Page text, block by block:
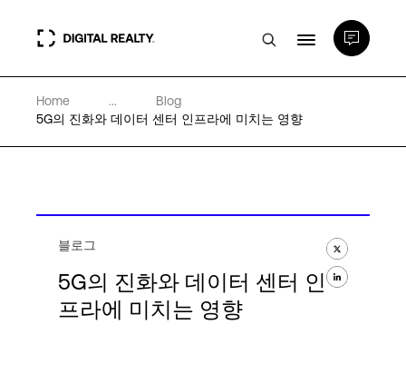
데이터 센터
전문성 및 리소스
Home ...
Blog
5G의 진화와 데이터 센터 인프라에 미치는 영향
블로그
5G의 진화와 데이터 센터 인
프라에 미치는 영향